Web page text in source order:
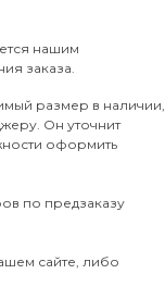
нашим
заказа.
размер в наличии,
Он уточнит
оформить
по предзаказу
сайте, либо